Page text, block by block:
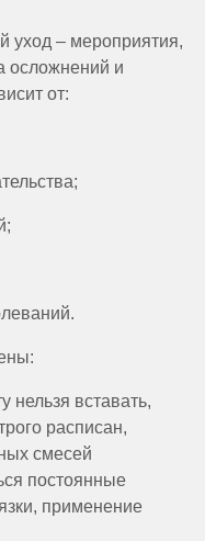
уход – мероприятия,
осложнений и
от:
нельзя вставать,
расписан,
смесей
постоянные
применение